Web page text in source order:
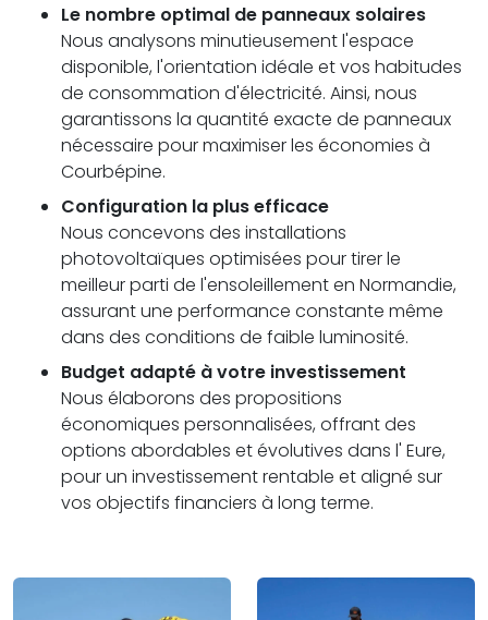
Le nombre optimal de panneaux solaires
Nous analysons minutieusement l'espace
disponible, l'orientation idéale et vos habitudes
de consommation d'électricité. Ainsi, nous
garantissons la quantité exacte de panneaux
nécessaire pour maximiser les économies à
Courbépine.
Configuration la plus efficace
Nous concevons des installations
photovoltaïques optimisées pour tirer le
meilleur parti de l'ensoleillement en Normandie,
assurant une performance constante même
dans des conditions de faible luminosité.
Budget adapté à votre investissement
Nous élaborons des propositions
économiques personnalisées, offrant des
options abordables et évolutives dans l' Eure,
pour un investissement rentable et aligné sur
vos objectifs financiers à long terme.